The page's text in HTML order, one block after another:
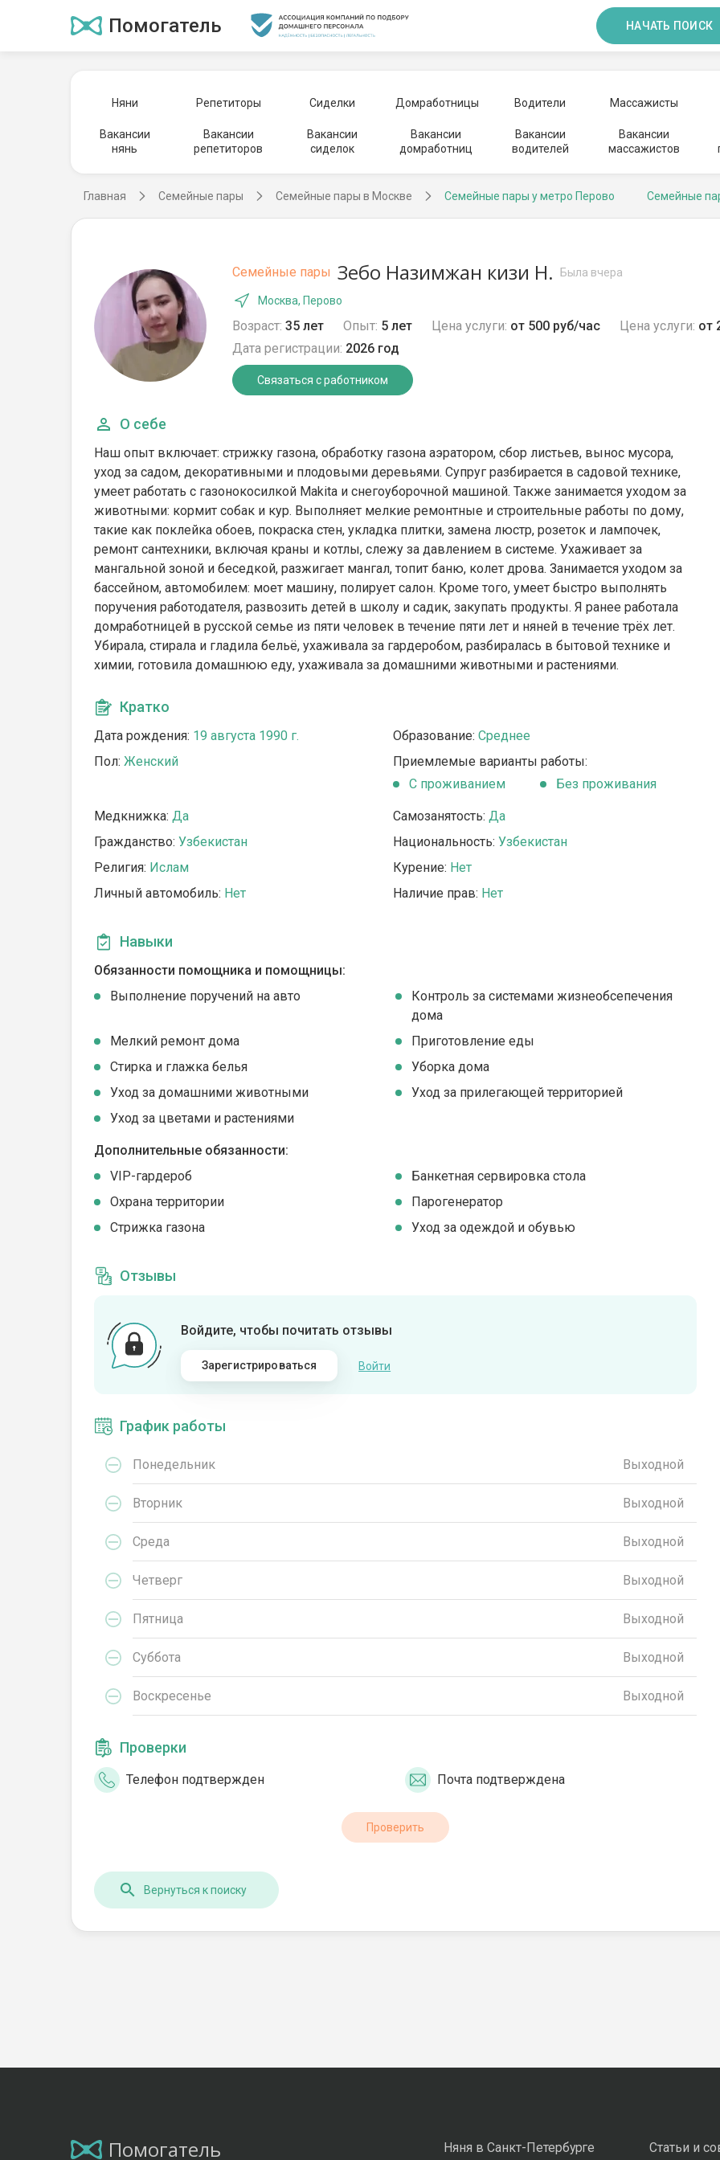
Помогатель НАЧАТЬ ПОИСК
Няни Репетиторы Сиделки Домработницы Водители Массажисты
Вакансии
нянь
Вакансии
репетиторов
Вакансии
сиделок
Вакансии
домработниц
Вакансии
водителей
Вакансии
массажистов
Главная Семейные пары Семейные пары в Москве Семейные пары у метро Перово Семейные
Семейные пары Зебо Назимжан кизи Н. Была вчера
Москва, Перово
Возраст: 35 лет Опыт: 5 лет Цена услуги: от 500 руб/час Цена услуги: от
Дата регистрации: 2026 год
Связаться с работником
О себе
Наш опыт включает: стрижку газона, обработку газона аэратором, сбор листьев, вынос мусора,
уход за садом, декоративными и плодовыми деревьями. Супруг разбирается в садовой технике,
умеет работать с газонокосилкой Makita и снегоуборочной машиной. Также занимается уходом за
животными: кормит собак и кур. Выполняет мелкие ремонтные и строительные работы по дому,
такие как поклейка обоев, покраска стен, укладка плитки, замена люстр, розеток и лампочек,
ремонт сантехники, включая краны и котлы, слежу за давлением в системе. Ухаживает за
мангальной зоной и беседкой, разжигает мангал, топит баню, колет дрова. Занимается уходом за
бассейном, автомобилем: моет машину, полирует салон. Кроме того, умеет быстро выполнять
поручения работодателя, развозить детей в школу и садик, закупать продукты. Я ранее работала
домработницей в русской семье из пяти человек в течение пяти лет и няней в течение трёх лет.
Убирала, стирала и гладила бельё, ухаживала за гардеробом, разбиралась в бытовой технике и
химии, готовила домашнюю еду, ухаживала за домашними животными и растениями.
Кратко
Дата рождения: 19 августа 1990 г. Образование: Среднее
Пол: Женский
Приемлемые варианты работы:
C проживанием
Без проживания
Медкнижка: Да Самозанятость: Да
Гражданство: Узбекистан Национальность: Узбекистан
Религия: Ислам Курение: Нет
Личный автомобиль: Нет Наличие прав: Нет
Навыки
Обязанности помощника и помощницы:
Выполнение поручений на авто
Контроль за системами жизнеобсепечения
дома
Мелкий ремонт дома
Приготовление еды
Стирка и глажка белья
Уборка дома
Уход за домашними животными
Уход за прилегающей территорией
Уход за цветами и растениями
Дополнительные обязанности:
VIP-гардероб
Банкетная сервировка стола
Охрана территории
Парогенератор
Стрижка газона
Уход за одеждой и обувью
Отзывы
Войдите, чтобы почитать отзывы
Зарегистрироваться Войти
График работы
Понедельник Выходной
Вторник Выходной
Среда Выходной
Четверг Выходной
Пятница Выходной
Суббота Выходной
Воскресенье Выходной
Проверки
Телефон подтвержден Почта подтверждена
Проверить
Вернуться к поиску
Помогатель Няня в Санкт-Петербурге Статьи и